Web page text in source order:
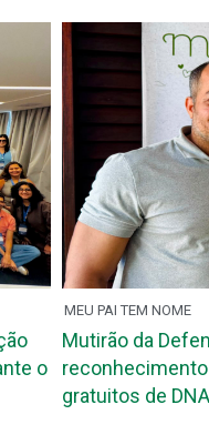
o
MEU PAI TEM NOME
Mutirão da
gratuitos de